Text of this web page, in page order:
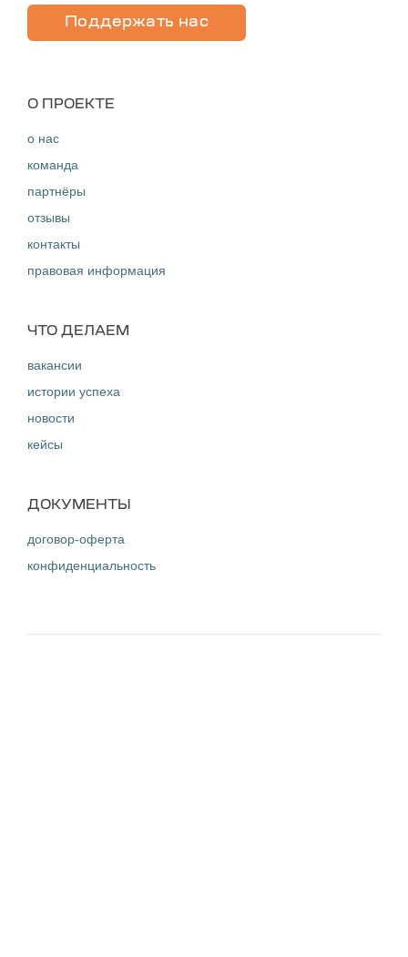
Поддержать нас
O ПРОЕКТЕ
о нас
команда
партнёры
отзывы
контакты
правовая информация
ЧТО ДЕЛАЕМ
вакансии
истории успеха
новости
кейсы
ДОКУМЕНТЫ
договор-оферта
конфиденциальность